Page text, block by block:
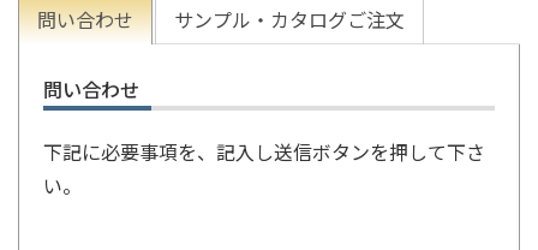
問い合わせ サンプル・カタログご注文
問い合わせ
下記に必要事項を、記入し送信ボタンを押して下さ
い。